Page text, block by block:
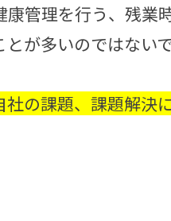
管理を行う、残業
が多いのではないで
の課題、課題解決